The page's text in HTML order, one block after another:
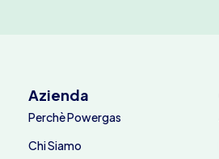
Azienda
Perchè Powergas
Chi Siamo